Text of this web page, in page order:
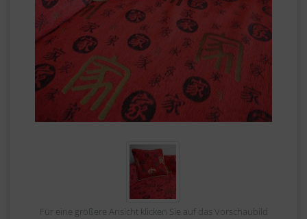
Für eine größere Ansicht klicken Sie auf das Vorschaubild